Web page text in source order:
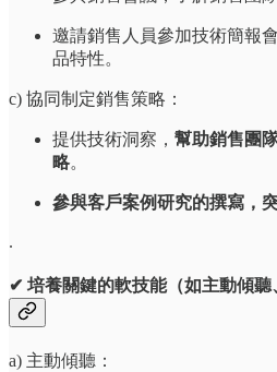
邀請銷售人員參加技術簡報
品特性。
c) 協同制定銷售策略：
提供技術洞察， 幫助銷售團
略。
參與客戶案例研究的撰寫，
.
✔ 培養關鍵的軟技能（如主動傾聽
a) 主動傾聽：